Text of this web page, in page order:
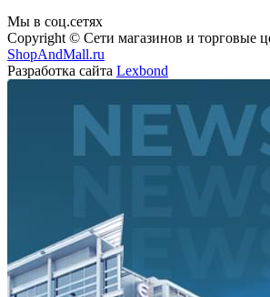
Мы в соц.сетях
Copyright © Сети магазинов и торговые
ShopAndMall.ru
Разработка сайта Lexbond